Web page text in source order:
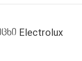
Electrolux